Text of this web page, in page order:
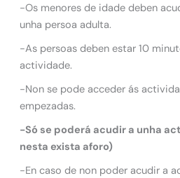
-Os menores de idade deben
unha persoa adulta.
-As persoas deben estar 10
actividade.
-Non se pode acceder ás
empezadas.
-Só se poderá acudir a unha
nesta exista aforo)
-En caso de non poder acudir a